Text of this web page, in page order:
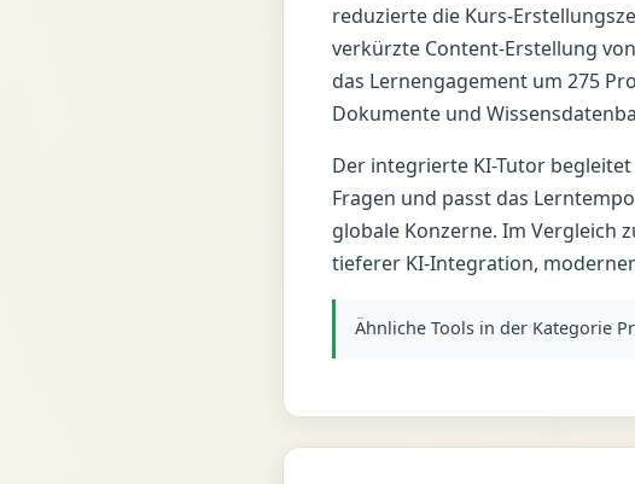
reduzierte die Kurs-
verkürzte Content-Erstellung
das Lernengagement um 275
Dokumente und
Der integrierte KI-Tutor
Fragen und passt das
globale Konzerne. Im Vergleich
tieferer KI-Integration,
Ähnliche Tools in der Kategorie